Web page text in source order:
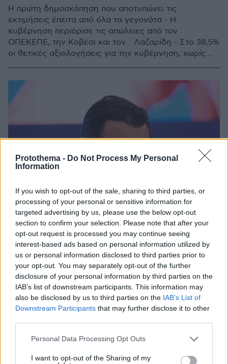
Protothema - Do Not Process My Personal
Information
If you wish to opt-out of the sale, sharing to third parties, or
processing of your personal or sensitive information for
targeted advertising by us, please use the below opt-out
section to confirm your selection. Please note that after your
opt-out request is processed you may continue seeing
interest-based ads based on personal information utilized by
us or personal information disclosed to third parties prior to
your opt-out. You may separately opt-out of the further
disclosure of your personal information by third parties on the
IAB’s list of downstream participants. This information may
also be disclosed by us to third parties on the IAB’s List of
Downstream Participants that may further disclose it to other
Please note that this website/app uses one or more Google
not limited to your visit or usage behaviour. You may click to
Personal Data Processing Opt Outs
I want to opt-out of the Sharing of my
Η πρώτη δημοσκόπηση που αποτυπώνει τις
εκτιμήσεις έπειτα από όλα τα γεγονότα - Η
κυβέρνηση περιόρισε τις απώλειες από τον
ΟΠΕΚΕΠΕ, την Κοβέσι και τον... Λαζαρίδη - Στο 38,5%
οι θετικές αξιολογήσεις για την κυβέρνηση, χωρίς
Γεωργιάδης: Αν έλεγες μετά από 7 χρόνια ότι η
κυβέρνηση δεν πάει καλά γιατί προηγείται μόνο με
double score θα έλεγαν ότι παίρνεις κάνναβη - Οι
ατάκες για Ανδρουλάκη, Τσίπρα και Κοβέσι
«Ο Μητσοτάκης έχει βάλει στους Τούρκους τα δύο
30.04.2026, 09:49 86